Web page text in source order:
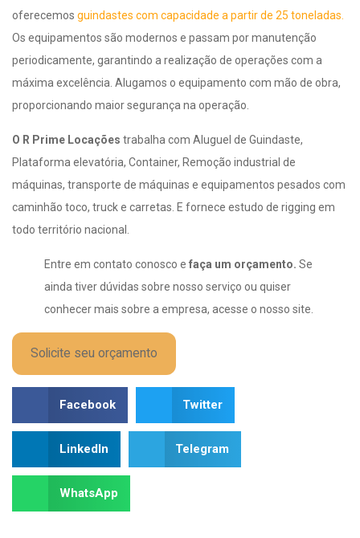
oferecemos guindastes com capacidade a partir de 25 toneladas.
Os equipamentos são modernos e passam por manutenção
periodicamente, garantindo a realização de operações com a
máxima excelência. Alugamos o equipamento com mão de obra,
proporcionando maior segurança na operação.
O R Prime Locações trabalha com Aluguel de Guindaste,
Plataforma elevatória, Container, Remoção industrial de
máquinas, transporte de máquinas e equipamentos pesados com
caminhão toco, truck e carretas. E fornece estudo de rigging em
todo território nacional.
Entre em contato conosco e faça um orçamento. Se
ainda tiver dúvidas sobre nosso serviço ou quiser
conhecer mais sobre a empresa, acesse o nosso site.
Solicite seu orçamento
Facebook Twitter
LinkedIn Telegram
WhatsApp